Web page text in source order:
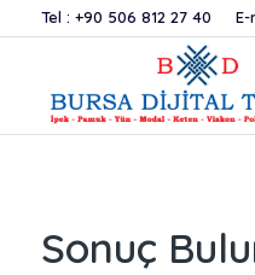
Tel :+90 506 812 27 40 E-
Sonuç